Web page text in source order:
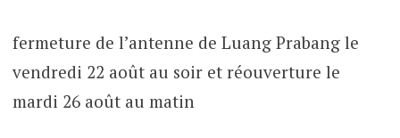
fermeture de l’antenne de Luang Prabang le
vendredi 22 août au soir et réouverture le
mardi 26 août au matin